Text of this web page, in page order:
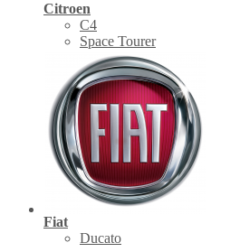
Citroen
C4
Space Tourer
Fiat
Ducato